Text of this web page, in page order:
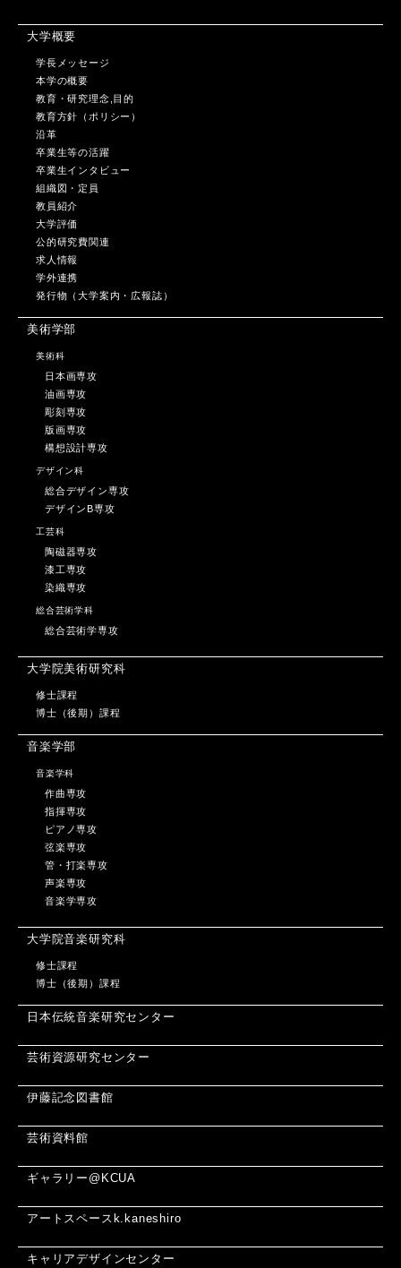
大学概要
学長メッセージ
本学の概要
教育・研究理念,目的
教育方針（ポリシー）
沿革
卒業生等の活躍
卒業生インタビュー
組織図・定員
教員紹介
大学評価
公的研究費関連
求人情報
学外連携
発行物（大学案内・広報誌）
美術学部
美術科
日本画専攻
油画専攻
彫刻専攻
版画専攻
構想設計専攻
デザイン科
総合デザイン専攻
デザインB専攻
工芸科
陶磁器専攻
漆工専攻
染織専攻
総合芸術学科
総合芸術学専攻
大学院美術研究科
修士課程
博士（後期）課程
音楽学部
音楽学科
作曲専攻
指揮専攻
ピアノ専攻
弦楽専攻
管・打楽専攻
声楽専攻
音楽学専攻
大学院音楽研究科
修士課程
博士（後期）課程
日本伝統音楽研究センター
芸術資源研究センター
伊藤記念図書館
芸術資料館
ギャラリー@KCUA
アートスペースk.kaneshiro
キャリアデザインセンター